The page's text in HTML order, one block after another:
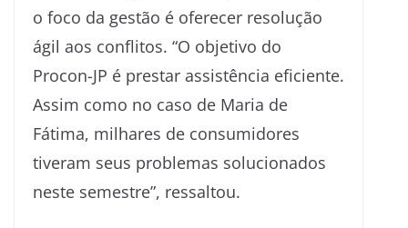
o foco da gestão é oferecer resolução
ágil aos conflitos. “O objetivo do
Procon-JP é prestar assistência eficiente.
Assim como no caso de Maria de
Fátima, milhares de consumidores
tiveram seus problemas solucionados
neste semestre”, ressaltou.